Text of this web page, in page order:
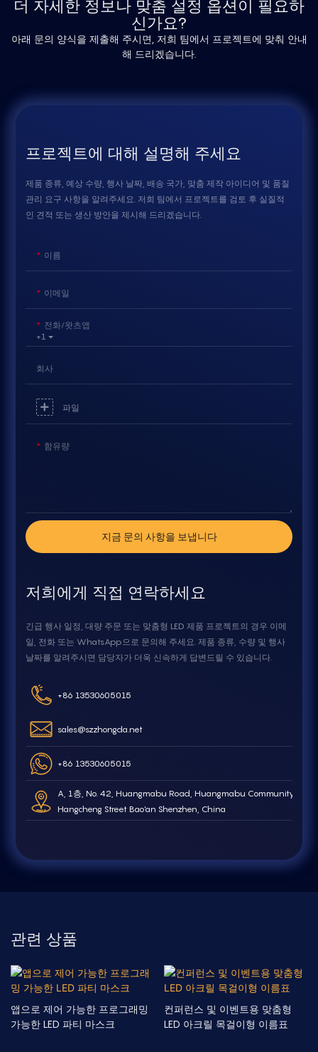
더 자세한 정보나 맞춤 설정 옵션이 필요하
신가요?
아래 문의 양식을 제출해 주시면, 저희 팀에서 프로젝트에 맞춰 안내
해 드리겠습니다.
프로젝트에 대해 설명해 주세요
제품 종류, 예상 수량, 행사 날짜, 배송 국가, 맞춤 제작 아이디어 및 품질
관리 요구 사항을 알려주세요. 저희 팀에서 프로젝트를 검토 후 실질적
인 견적 또는 생산 방안을 제시해 드리겠습니다.
이름
이메일
+1
전화/왓츠앱
회사
파일
함유량
지금 문의 사항을 보냅니다
저희에게 직접 연락하세요
긴급 행사 일정, 대량 주문 또는 맞춤형 LED 제품 프로젝트의 경우 이메
일, 전화 또는 WhatsApp으로 문의해 주세요. 제품 종류, 수량 및 행사
날짜를 알려주시면 담당자가 더욱 신속하게 답변드릴 수 있습니다.
+86 13530605015
sales@szzhongda.net
+86 13530605015
A, 1층, No. 42, Huangmabu Road, Huangmabu Community,
Hangcheng Street Bao'an Shenzhen, China
관련 상품
앱으로 제어 가능한 프로그래밍
가능한 LED 파티 마스크
컨퍼런스 및 이벤트용 맞춤형
LED 아크릴 목걸이형 이름표